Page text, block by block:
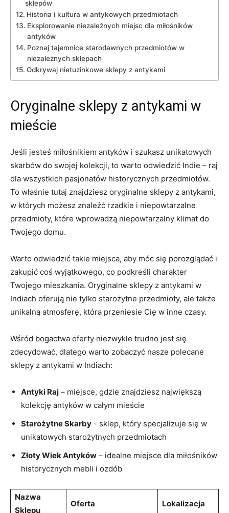
sklepów
Historia⁤ i⁤ kultura w antykowych przedmiotach
Eksplorowanie niezależnych⁣ miejsc dla miłośników⁢
antyków
Poznaj⁣ tajemnice starodawnych przedmiotów w
niezależnych sklepach
Odkrywaj nietuzinkowe sklepy⁣ z antykami
Oryginalne sklepy z antykami w
mieście
Jeśli jesteś miłośnikiem ⁣antyków⁤ i ​szukasz⁤ unikatowych
skarbów do swojej kolekcji, to ⁤warto odwiedzić Indie – raj
dla wszystkich ‌pasjonatów historycznych przedmiotów.
To‍ właśnie tutaj znajdziesz oryginalne sklepy z antykami,⁢
w których‌ możesz‍ znaleźć rzadkie‍ i niepowtarzalne
przedmioty, które wprowadzą niepowtarzalny klimat do
Twojego ‍domu.
Warto odwiedzić‌ takie miejsca, aby móc się porozglądać i
zakupić coś wyjątkowego, co podkreśli ⁢charakter
‍Twojego mieszkania. Oryginalne sklepy z antykami​ w
Indiach oferują nie tylko starożytne przedmioty, ale także
unikalną atmosferę, która przeniesie Cię w inne czasy.
Wśród bogactwa oferty niezwykle trudno jest się
zdecydować, dlatego warto zobaczyć nasze polecane
sklepy ‌z antykami w Indiach:
Antyki Raj – miejsce, gdzie znajdziesz​ największą⁣
kolekcję ⁢antyków⁢ w całym mieście
Starożytne ⁣Skarby ​-⁢ sklep, który specjalizuje się w
unikatowych starożytnych⁢ przedmiotach
Złoty ​Wiek Antyków – idealne miejsce dla miłośników
historycznych mebli i ozdób
Nazwa
Sklepu
Oferta Lokalizacja